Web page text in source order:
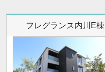
フレグランス内川E